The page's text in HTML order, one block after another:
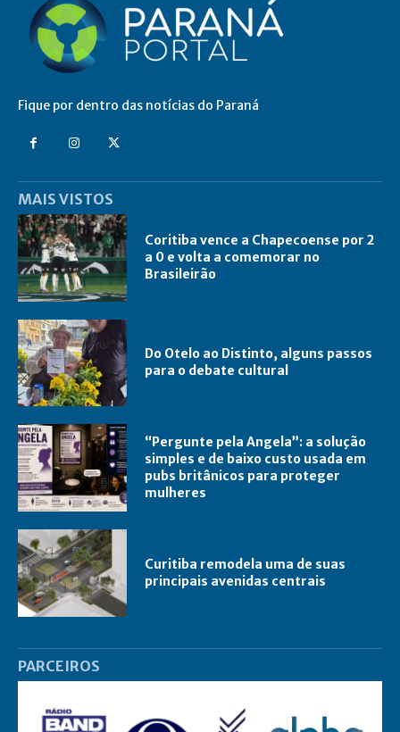
Fique por dentro das notícias do Paraná
MAIS VISTOS
Coritiba vence a Chapecoense por 2
a 0 e volta a comemorar no
Brasileirão
Do Otelo ao Distinto, alguns passos
para o debate cultural
“Pergunte pela Angela”: a solução
simples e de baixo custo usada em
pubs britânicos para proteger
mulheres
Curitiba remodela uma de suas
principais avenidas centrais
PARCEIROS